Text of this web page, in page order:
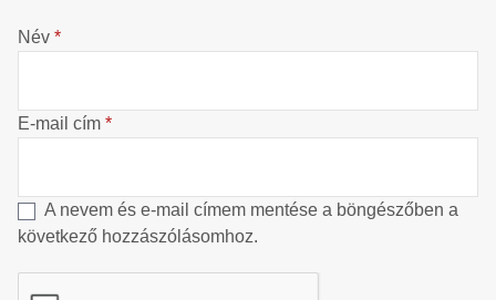
Név *
E-mail cím *
A nevem és e-mail címem mentése a böngészőben a
következő hozzászólásomhoz.